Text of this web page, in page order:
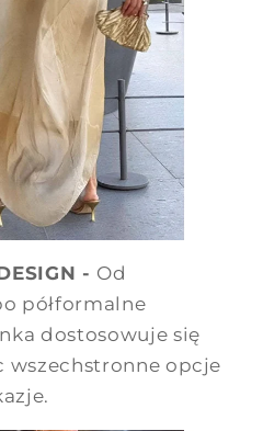
- Od
półformalne
dostosowuje się
wszechstronne opcje